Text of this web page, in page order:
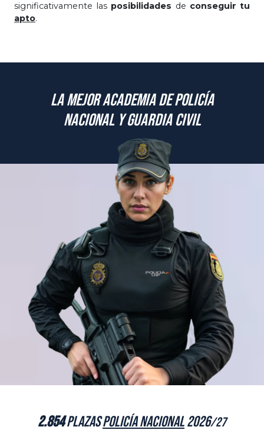
significativamente las posibilidades de conseguir tu
apto.
La mejor academia de Policía
Nacional y Guardia Civil
2.854plazasPolicía Nacional2026/27